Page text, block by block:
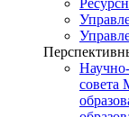
совета